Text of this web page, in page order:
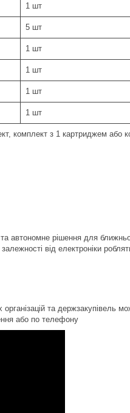
1 шт
5 шт
1 шт
1 шт
1 шт
1 шт
комплект з 1 картриджем або
автономне рішення для
від електроніки
організацій та держзакупівель
або по телефону